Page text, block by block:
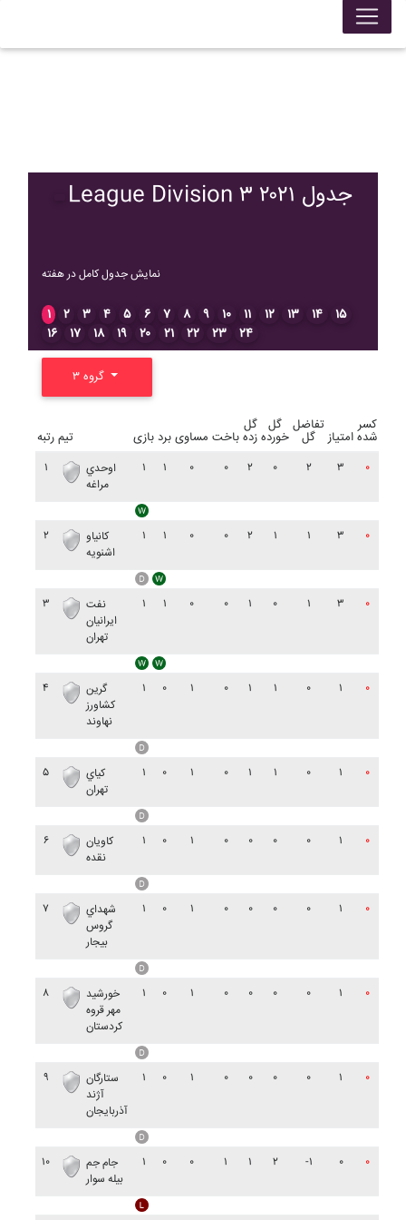
League Division ۳ ۲۰۲۱ جدول
نمایش جدول کامل در هفته
۱ ۲ ۳ ۴ ۵ ۶ ۷ ۸ ۹ ۱۰ ۱۱ ۱۲ ۱۳ ۱۴
۱۵
۱۶
۱۷ ۱۸ ۱۹ ۲۰ ۲۱ ۲۲ ۲۳ ۲۴
رتبه تیم بازی برد مساوی باخت
گل
زده
گل
خورده
تفاضل
گل امتیاز
کسر
شده
۱
اوحدي
مراغه
۱ ۱ ۰ ۰ ۲ ۰ ۲ ۳ ۰
۲
کانياو
اشنويه
۱ ۱ ۰ ۰ ۲ ۱ ۱ ۳ ۰
۳
نفت
ايرانيان
تهران
۱ ۱ ۰ ۰ ۱ ۰ ۱ ۳ ۰
۴
گرين
کشاورز
نهاوند
۱ ۰ ۱ ۰ ۱ ۱ ۰ ۱ ۰
۵
کياي
تهران
۱ ۰ ۱ ۰ ۱ ۱ ۰ ۱ ۰
۶
کاويان
نقده
۱ ۰ ۱ ۰ ۰ ۰ ۰ ۱ ۰
۷
شهداي
گروس
بيجار
۱ ۰ ۱ ۰ ۰ ۰ ۰ ۱ ۰
۸
خورشيد
مهر قروه
کردستان
۱ ۰ ۱ ۰ ۰ ۰ ۰ ۱ ۰
۹
ستارگان
آژند
آذربايجان
۱ ۰ ۱ ۰ ۰ ۰ ۰ ۱ ۰
۱۰
جام جم
بيله سوار
۱ ۰ ۰ ۱ ۱ ۲ -۱ ۰ ۰